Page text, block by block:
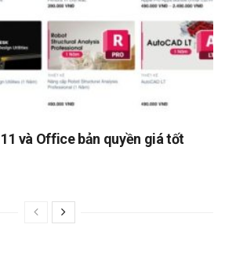
và Office bản quyền giá tốt